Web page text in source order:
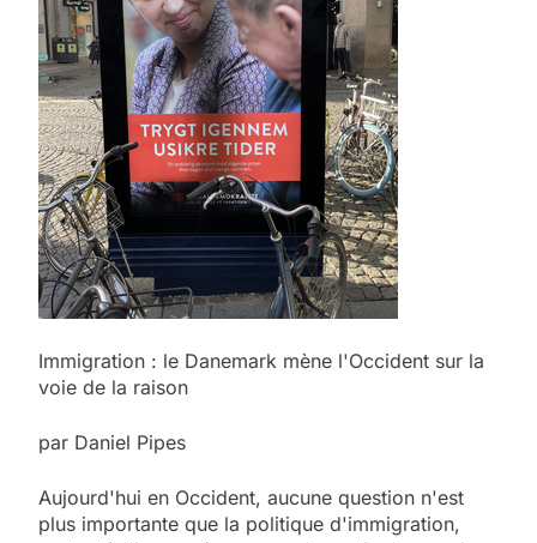
Immigration : le Danemark mène l'Occident sur la
voie de la raison
par Daniel Pipes
Aujourd'hui en Occident, aucune question n'est
plus importante que la politique d'immigration,